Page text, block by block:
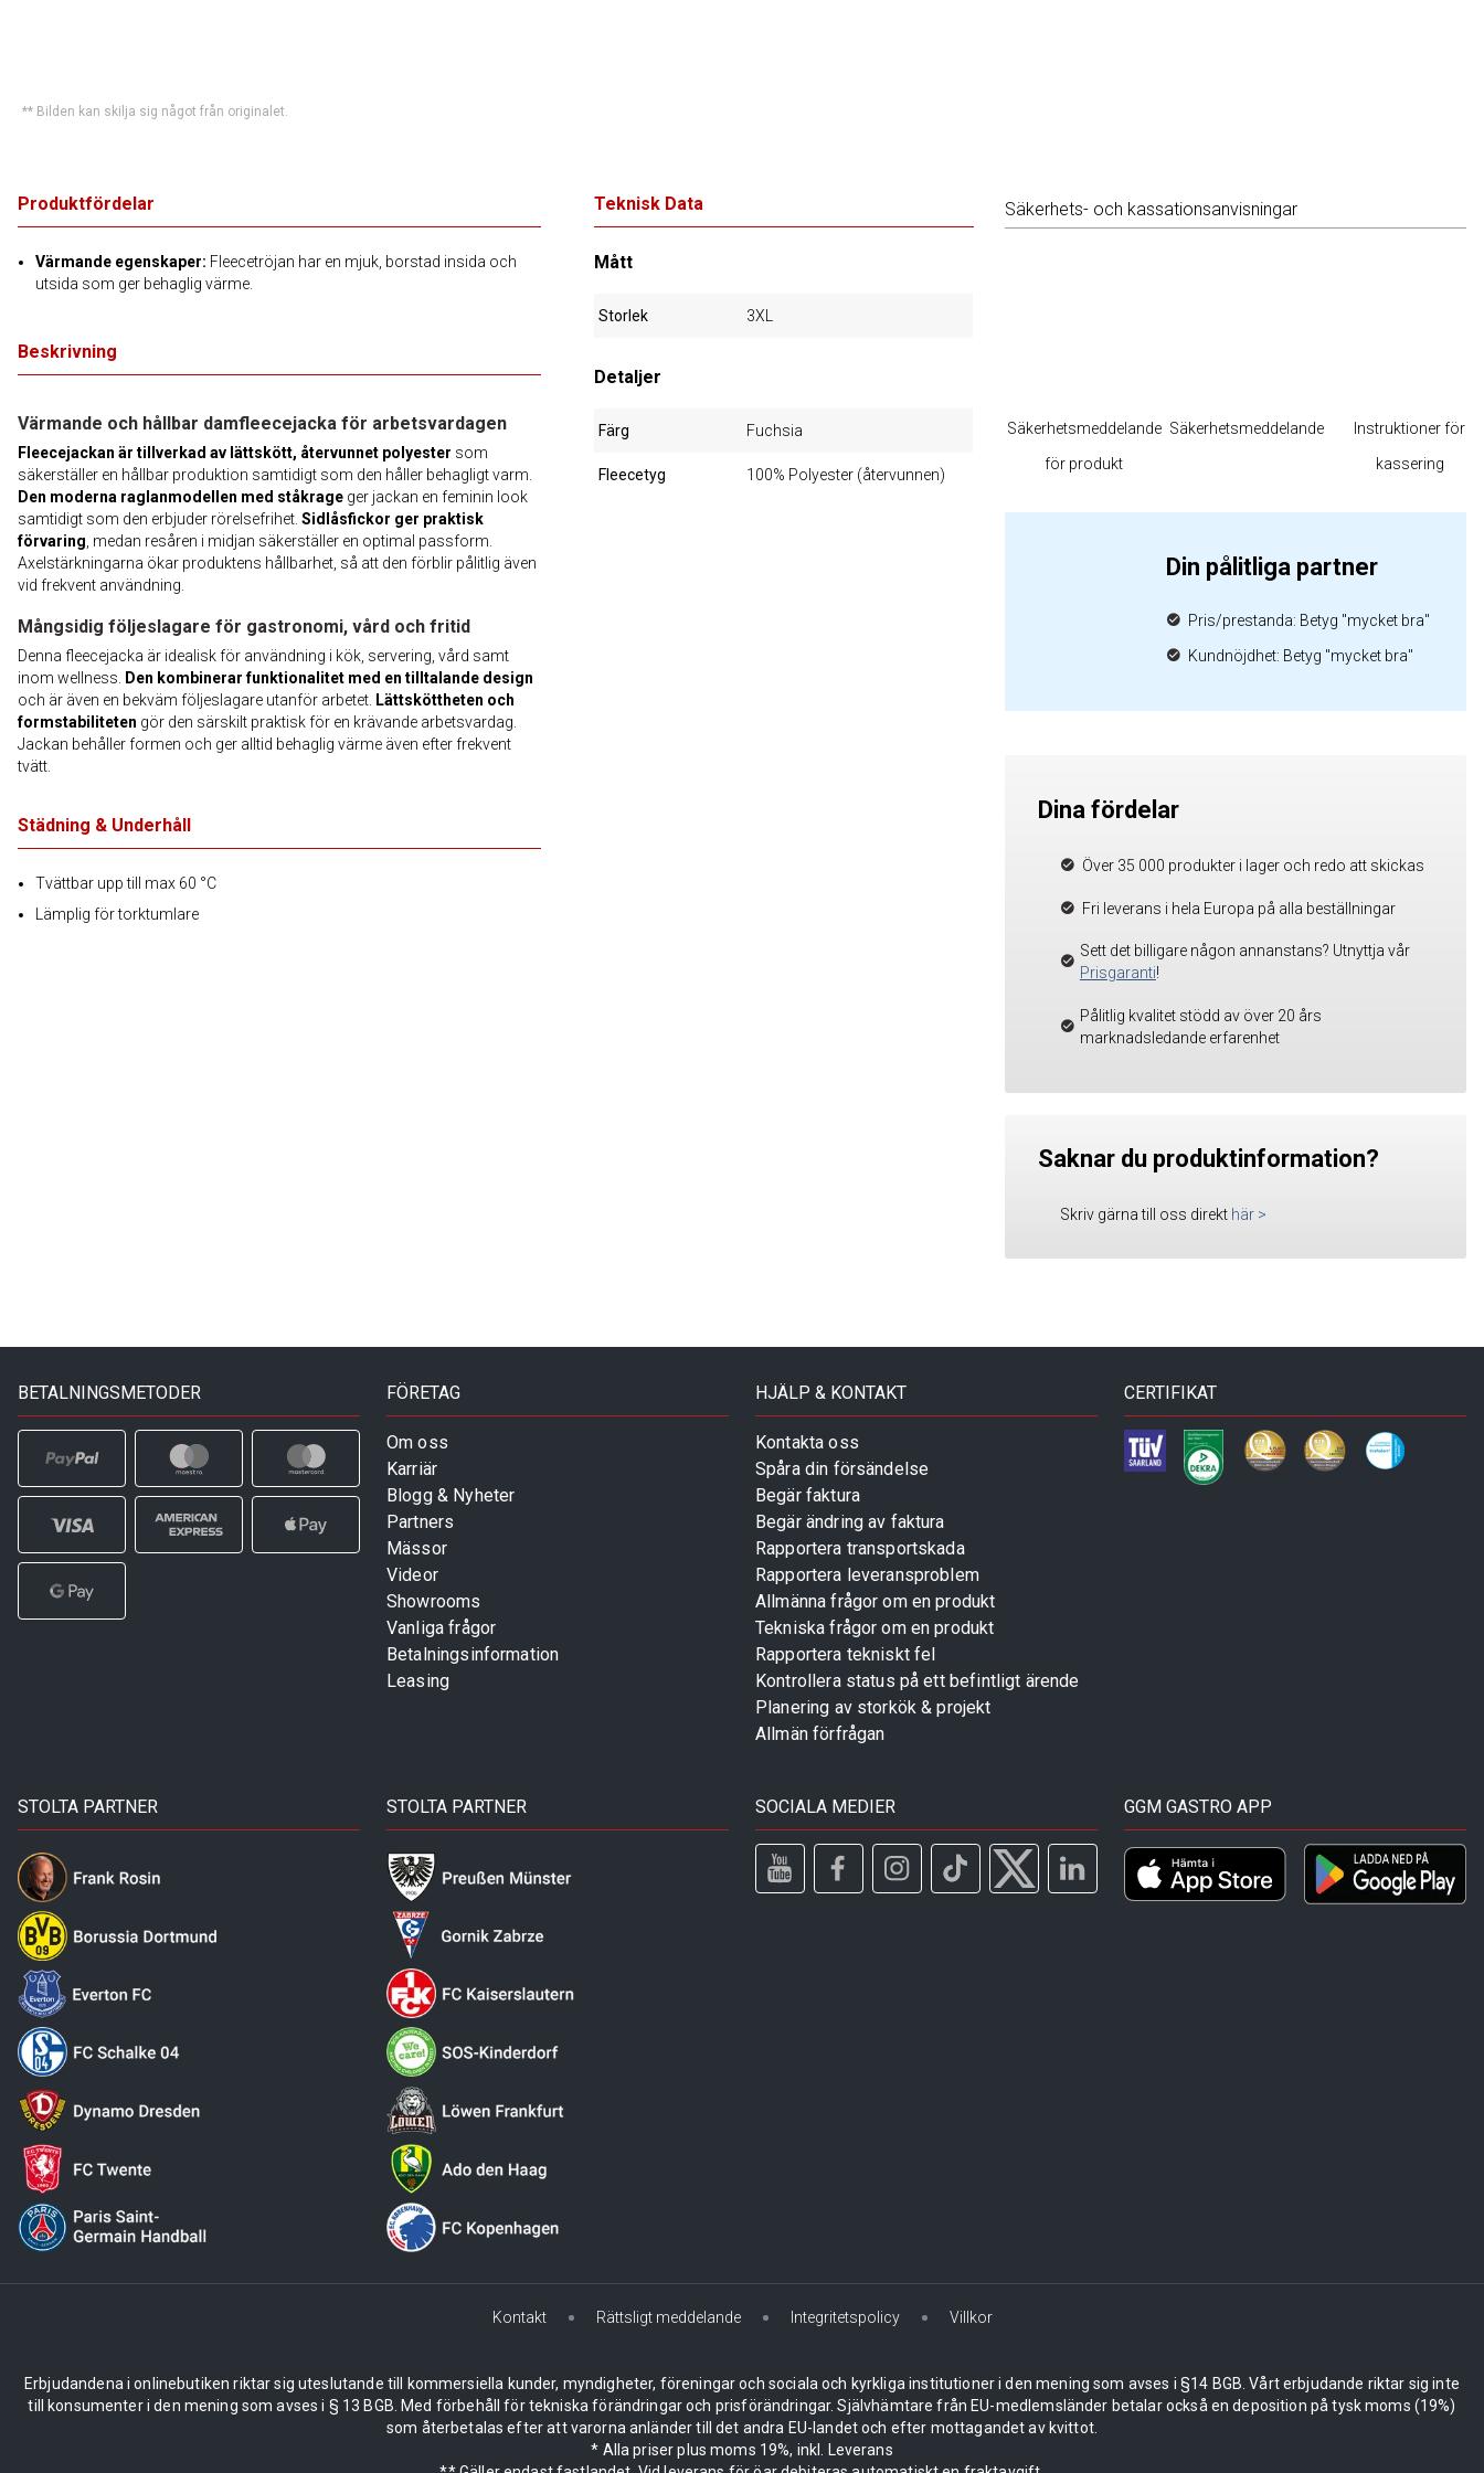
** Bilden kan skilja sig något från originalet.
Produktfördelar
Värmande egenskaper: Fleecetröjan har en mjuk, borstad insida och
utsida som ger behaglig värme.
Beskrivning
Värmande och hållbar damfleecejacka för arbetsvardagen
Fleecejackan är tillverkad av lättskött, återvunnet polyester som
säkerställer en hållbar produktion samtidigt som den håller behagligt varm.
Den moderna raglanmodellen med ståkrage ger jackan en feminin look
samtidigt som den erbjuder rörelsefrihet. Sidlåsfickor ger praktisk
förvaring , medan resåren i midjan säkerställer en optimal passform.
Axelstärkningarna ökar produktens hållbarhet, så att den förblir pålitlig även
vid frekvent användning.
Mångsidig följeslagare för gastronomi, vård och fritid
Denna fleecejacka är idealisk för användning i kök, servering, vård samt
inom wellness.
Den kombinerar funktionalitet med en tilltalande design
och är även en bekväm följeslagare utanför arbetet. Lättsköttheten och
formstabiliteten gör den särskilt praktisk för en krävande arbetsvardag.
Jackan behåller formen och ger alltid behaglig värme även efter frekvent
tvätt.
Städning & Underhåll
Tvättbar upp till max 60 °C
Lämplig för torktumlare
Teknisk Data
Mått
Storlek 3XL
Detaljer
Färg Fuchsia
Fleecetyg 100% Polyester (återvunnen)
Säkerhets- och kassationsanvisningar
Säkerhetsmeddelande
för produkt
Säkerhetsmeddelande
Instruktioner för
kassering
Din pålitliga partner
Pris/prestanda: Betyg "mycket bra"
Kundnöjdhet: Betyg "mycket bra"
Dina fördelar
Över 35 000 produkter i lager och redo att skickas
Fri leverans i hela Europa på alla beställningar
Sett det billigare någon annanstans? Utnyttja vår
Prisgaranti!
Pålitlig kvalitet stödd av över 20 års
marknadsledande erfarenhet
Saknar du produktinformation?
Skriv gärna till oss direkt här >
BETALNINGSMETODER FÖRETAG
Om oss
Karriär
Blogg & Nyheter
Partners
Mässor
Videor
Showrooms
Vanliga frågor
Betalningsinformation
Leasing
HJÄLP & KONTAKT
Kontakta oss
Spåra din försändelse
Begär faktura
Begär ändring av faktura
Rapportera transportskada
Rapportera leveransproblem
Allmänna frågor om en produkt
Tekniska frågor om en produkt
Rapportera tekniskt fel
Kontrollera status på ett befintligt ärende
Planering av storkök & projekt
Allmän förfrågan
CERTIFIKAT
STOLTA PARTNER STOLTA PARTNER SOCIALA MEDIER GGM GASTRO APP
Kontakt Rättsligt meddelande Integritetspolicy Villkor
Erbjudandena i onlinebutiken riktar sig uteslutande till kommersiella kunder, myndigheter, föreningar och sociala och kyrkliga institutioner i den mening som avses i §14 BGB. Vårt erbjudande riktar sig inte
till konsumenter i den mening som avses i § 13 BGB. Med förbehåll för tekniska förändringar och prisförändringar. Självhämtare från EU-medlemsländer betalar också en deposition på tysk moms (19%)
som återbetalas efter att varorna anländer till det andra EU-landet och efter mottagandet av kvittot.
* Alla priser plus moms 19%, inkl. Leverans